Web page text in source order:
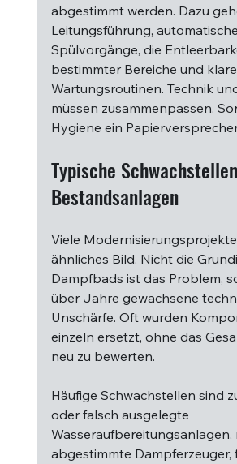
abgestimmt werden. Dazu
Leitungsführung, automatische
Spülvorgänge, die
bestimmter Bereiche und klare
Wartungsroutinen. Technik
müssen zusammenpassen.
Hygiene ein
Typische
Bestandsanlagen
Viele
ähnliches Bild. Nicht die
Dampfbads ist das Problem,
über Jahre gewachsene
Unschärfe. Oft wurden
einzeln ersetzt, ohne das
neu zu bewerten.
Häufige Schwachstellen sind
oder falsch ausgelegte
Wasseraufbereitungsanlagen,
abgestimmte Dampferzeuger,